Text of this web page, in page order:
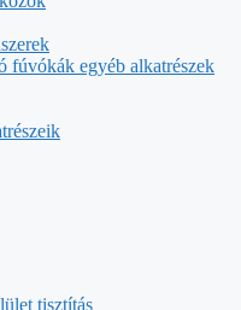
fúvókák egyéb alkatrészek
tisztítás